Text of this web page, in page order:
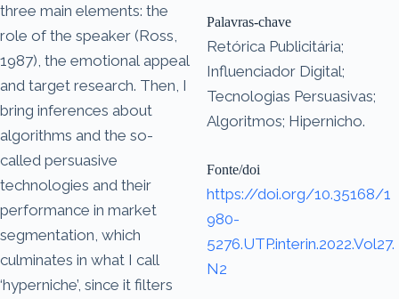
three main elements: the
role of the speaker (Ross,
1987), the emotional appeal
and target research. Then, I
bring inferences about
algorithms and the so-
called persuasive
technologies and their
performance in market
segmentation, which
culminates in what I call
‘hyperniche’, since it filters
Palavras-chave
Retórica Publicitária;
Influenciador Digital;
Tecnologias Persuasivas;
Algoritmos; Hipernicho.
Fonte/doi
https://doi.org/10.35168/1
980-
5276.UTP.interin.2022.Vol27.
N2